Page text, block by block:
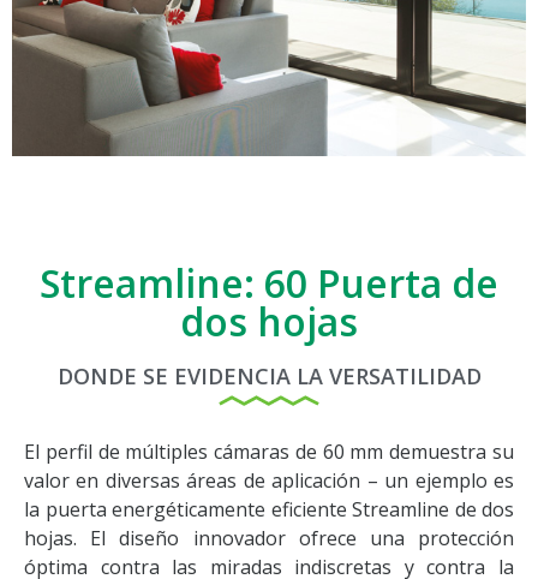
Streamline: 60 Puerta de
dos hojas
DONDE SE EVIDENCIA LA VERSATILIDAD
El perfil de múltiples cámaras de 60 mm demuestra su
valor en diversas áreas de aplicación – un ejemplo es
la puerta energéticamente eficiente Streamline de dos
hojas. El diseño innovador ofrece una protección
óptima contra las miradas indiscretas y contra la